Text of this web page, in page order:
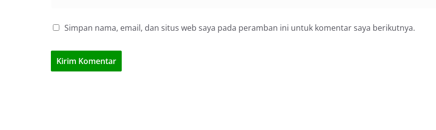
Simpan nama, email, dan situs web saya pada peramban ini untuk komentar saya berikutnya.